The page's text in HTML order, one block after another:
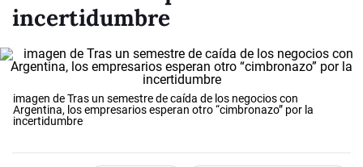
incertidumbre
imagen de Tras un semestre de caída de los negocios con
Argentina, los empresarios esperan otro “cimbronazo” por la
incertidumbre